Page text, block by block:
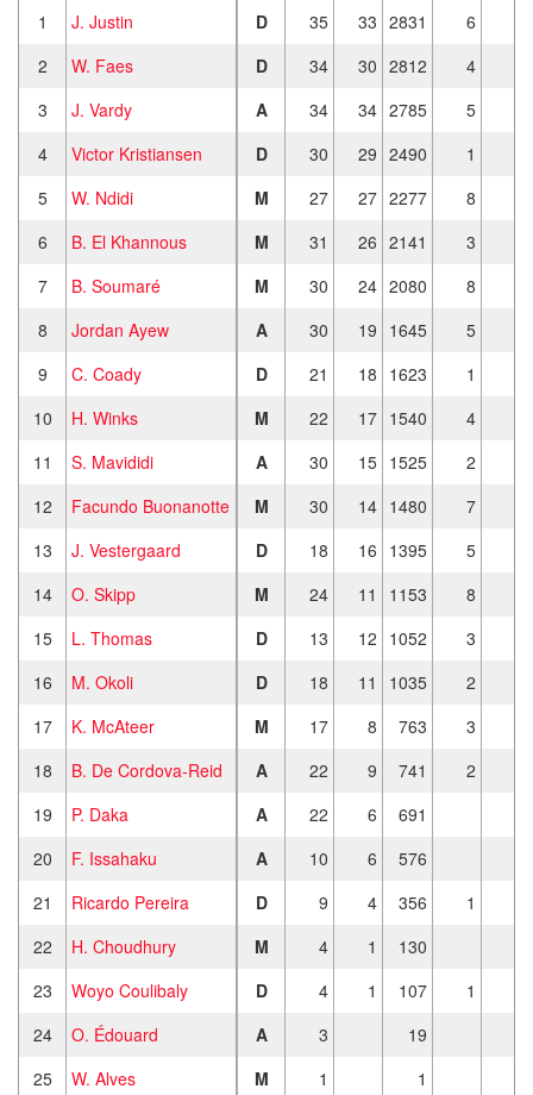
1 J. Justin D 35 33 2831
6
2
W. Faes D 34 30 2812
4
3
J. Vardy A 34 34 2785
5
4
Victor Kristiansen D 30 29 2490
1
5
W. Ndidi M 27 27 2277
8
6
B. El Khannous M 31 26 2141
3
7
B. Soumaré M 30 24 2080
8
8
Jordan Ayew A 30 19 1645
5
9
C. Coady D 21 18 1623
1
10
H. Winks M 22 17 1540
4
11
S. Mavididi A 30 15 1525
2
12
Facundo Buonanotte M 30 14 1480
7
13
J. Vestergaard D 18 16 1395
5
14
O. Skipp M 24 11 1153
8
15
L. Thomas D 13 12 1052
3
16
M. Okoli D 18 11 1035
2
17
K. McAteer M 17 8 763
3
18
B. De Cordova-Reid A 22 9 741
2
19
P. Daka A 22 6
691
20
F. Issahaku A 10 6
576
21
Ricardo Pereira D 9 4 356
1
22
H. Choudhury M 4 1
130
23
Woyo Coulibaly D 4 1 107
1
24
O. Édouard A 3
19
25
W. Alves M 1 1